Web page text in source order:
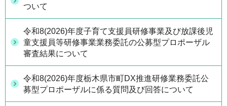
ついて
令和8(2026)年度子育て支援員研修事業及び放課後児
童支援員等研修事業業務委託の公募型プロポーザル
審査結果について
令和8(2026)年度栃木県市町DX推進研修業務委託公
募型プロポーザルに係る質問及び回答について